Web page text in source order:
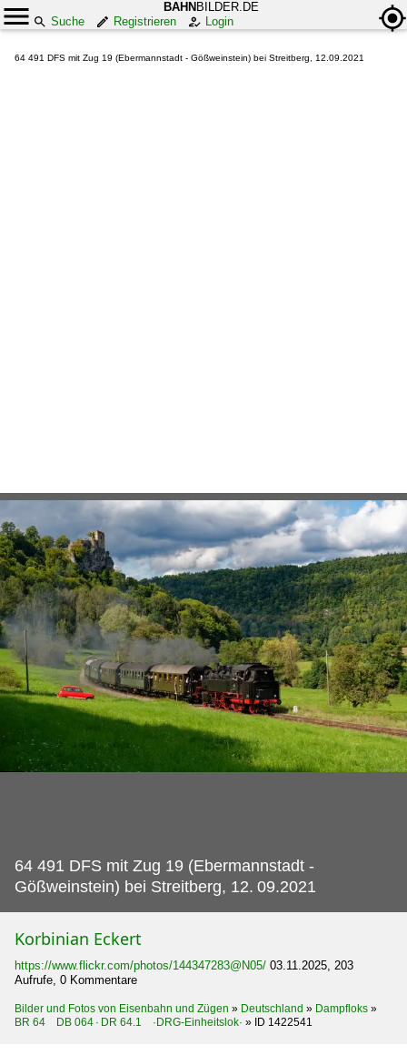
BAHN BILDER.DE
Suche
Registrieren Login
64 491 DFS mit Zug 19 (Ebermannstadt - Gößweinstein) bei Streitberg, 12.09.2021
64 491 DFS mit Zug 19 (Ebermannstadt -
Gößweinstein) bei Streitberg, 12. 09.2021
Korbinian Eckert
https://www.flickr.com/photos/144347283@N05/ 03.11.2025, 203
Aufrufe, 0 Kommentare
Bilder und Fotos von Eisenbahn und Zügen » Deutschland » Dampfloks »
BR 64 DB 064 · DR 64.1 ·DRG-Einheitslok· » ID 1422541